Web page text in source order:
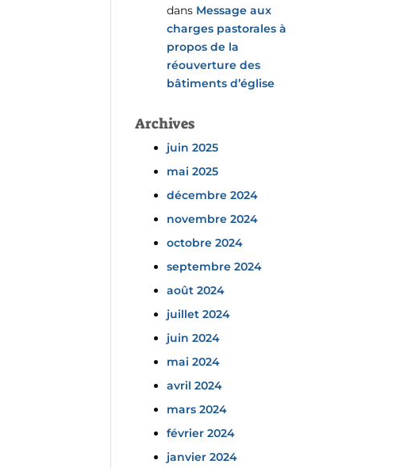
dans Message aux
charges pastorales à
propos de la
réouverture des
bâtiments d’église
Archives
juin 2025
mai 2025
décembre 2024
novembre 2024
octobre 2024
septembre 2024
août 2024
juillet 2024
juin 2024
mai 2024
avril 2024
mars 2024
février 2024
janvier 2024